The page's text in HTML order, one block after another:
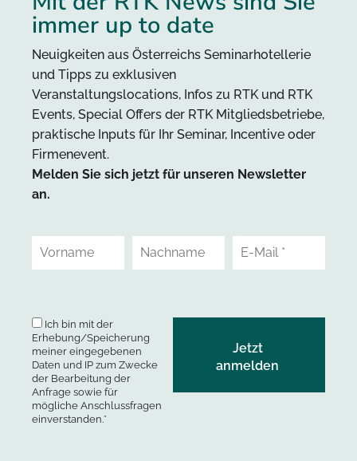
immer up to date
Neuigkeiten aus Österreichs Seminarhotellerie
und Tipps zu exklusiven
Veranstaltungslocations, Infos zu RTK und RTK
Events, Special Offers der RTK Mitgliedsbetriebe,
praktische Inputs für Ihr Seminar, Incentive oder
Firmenevent.
Melden Sie sich jetzt für unseren Newsletter
an.
Ich bin mit der
Erhebung/Speicherung
meiner eingegebenen
Daten und IP zum Zwecke
der Bearbeitung der
Anfrage sowie für
mögliche Anschlussfragen
einverstanden.*